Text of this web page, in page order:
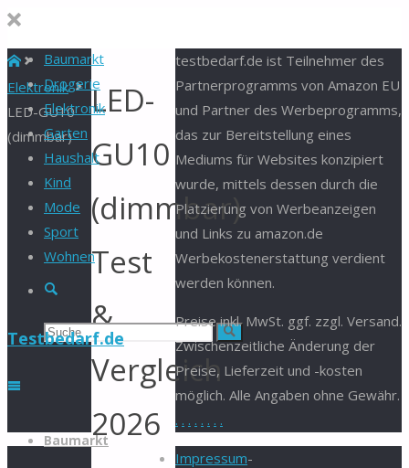
Baumarkt
Drogerie
Elektronik
Garten
Haushalt
Kind
Mode
Sport
Wohnen
Suche
Suchen Suche
Testbedarf.de
Zum
Baumarkt
Start
Elektronik
LED-GU10
(dimmbar)
LED-
GU10
(dimmbar)
Test
&
Vergleich
2026
testbedarf.de ist Teilnehmer des
Partnerprogramms von Amazon EU
und Partner des Werbeprogramms,
das zur Bereitstellung eines
Mediums für Websites konzipiert
wurde, mittels dessen durch die
Platzierung von Werbeanzeigen
und Links zu amazon.de
Werbekostenerstattung verdient
werden können.
Preise inkl. MwSt. ggf. zzgl. Versand.
Zwischenzeitliche Änderung der
Preise, Lieferzeit und -kosten
möglich. Alle Angaben ohne Gewähr.
. . . . . . . .
Impressum-